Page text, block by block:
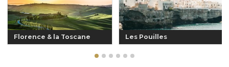
Florence & la Toscane Les Pouilles